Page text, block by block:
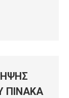
ΠΙΝΑΚΑ